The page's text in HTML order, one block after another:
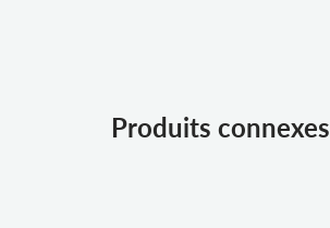
Produits connexes